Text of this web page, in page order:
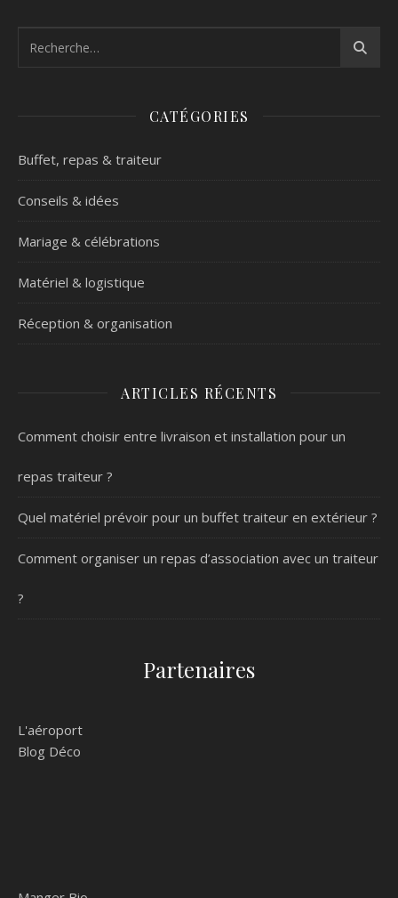
CATÉGORIES
Buffet, repas & traiteur
Conseils & idées
Mariage & célébrations
Matériel & logistique
Réception & organisation
ARTICLES RÉCENTS
Comment choisir entre livraison et installation pour un
repas traiteur ?
Quel matériel prévoir pour un buffet traiteur en extérieur ?
Comment organiser un repas d’association avec un traiteur
?
Partenaires
L'aéroport
Blog Déco